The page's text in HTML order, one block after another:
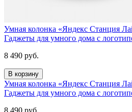
Умная колонка «Яндекс Станция
Гаджеты для умного дома с
8 490 руб.
В корзину
Умная колонка «Яндекс Станция
Гаджеты для умного дома с